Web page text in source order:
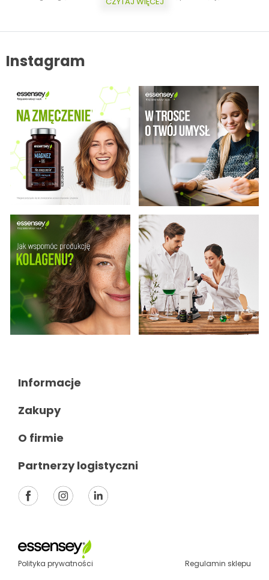
ustawy z dnia 16 lipca 2004 r. Prawo telekomunikacyjne (Dz.U. z 2017
Instagram
Informacje
Zakupy
O firmie
Partnerzy logistyczni
Polityka prywatności Regulamin sklepu